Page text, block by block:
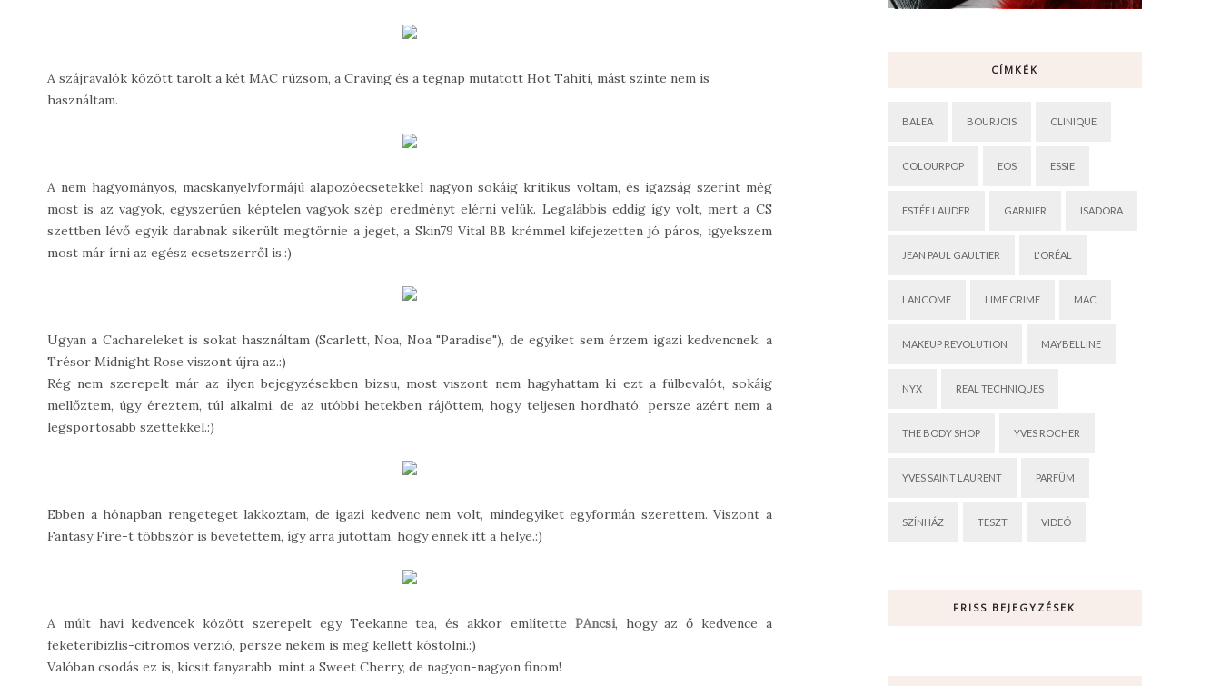
A szájravalók között tarolt a két MAC rúzsom, a Craving és a tegnap mutatott Hot Tahiti, mást szinte nem is
használtam.
A nem hagyományos, macskanyelvformájú alapozóecsetekkel nagyon sokáig kritikus voltam, és igazság szerint még
most is az vagyok, egyszerűen képtelen vagyok szép eredményt elérni velük. Legalábbis eddig így volt, mert a CS
szettben lévő egyik darabnak sikerült megtörnie a jeget, a Skin79 Vital BB krémmel kifejezetten jó páros, igyekszem
most már írni az egész ecsetszerről is.:)
Ugyan a Cachareleket is sokat használtam (Scarlett, Noa, Noa "Paradise"), de egyiket sem érzem igazi kedvencnek, a
Trésor Midnight Rose viszont újra az.:)
Rég nem szerepelt már az ilyen bejegyzésekben bizsu, most viszont nem hagyhattam ki ezt a fülbevalót, sokáig
mellőztem, úgy éreztem, túl alkalmi, de az utóbbi hetekben rájöttem, hogy teljesen hordható, persze azért nem a
legsportosabb szettekkel.:)
Ebben a hónapban rengeteget lakkoztam, de igazi kedvenc nem volt, mindegyiket egyformán szerettem. Viszont a
Fantasy Fire-t többször is bevetettem, így arra jutottam, hogy ennek itt a helye.:)
A múlt havi kedvencek között szerepelt egy Teekanne tea, és akkor említette PAncsi, hogy az ő kedvence a
feketeribizlis-citromos verzió, persze nekem is meg kellett kóstolni.:)
Valóban csodás ez is, kicsit fanyarabb, mint a Sweet Cherry, de nagyon-nagyon finom!
CÍMKÉK
BALEA BOURJOIS CLINIQUE
COLOURPOP EOS ESSIE
ESTÉE LAUDER GARNIER ISADORA
JEAN PAUL GAULTIER L'ORÉAL
LANCOME LIME CRIME MAC
MAKEUP REVOLUTION MAYBELLINE
NYX REAL TECHNIQUES
THE BODY SHOP YVES ROCHER
YVES SAINT LAURENT PARFÜM
SZÍNHÁZ TESZT VIDEÓ
FRISS BEJEGYZÉSEK